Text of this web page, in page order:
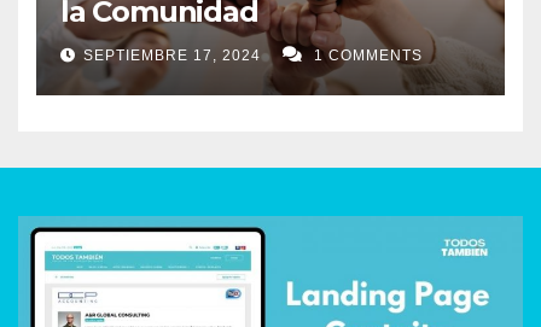
la Comunidad
SEPTIEMBRE 17, 2024 1 COMMENTS